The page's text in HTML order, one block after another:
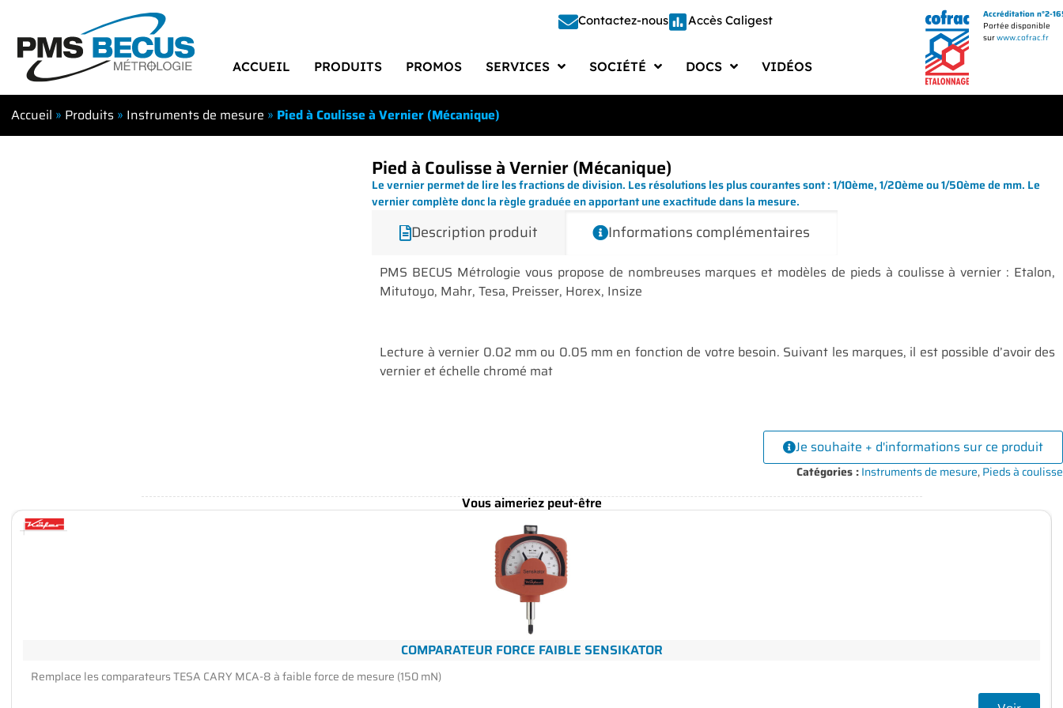
Contactez-nous Accès Caligest
ACCUEIL PRODUITS PROMOS SERVICES
Étalonnage
Étude – Conception
Fabrication
Réparation
Automatisation
Gestion des Moyens de Mesure
SOCIÉTÉ
Société
Actualités
Presse
Vie d’entreprise
FAQ
DOCS
Documents PMS BECUS
Documents Techniques
Logiciels et Drivers
VIDÉOS
Accréditation n°2-
Portée disponible
surwww.cofrac.fr
Accueil » Produits » Instruments de mesure » Pied à Coulisse à Vernier (Mécanique)
Pied à Coulisse à Vernier (Mécanique)
Le vernier permet de lire les fractions de division. Les résolutions les plus courantes sont : 1/10ème, 1/20ème ou 1/50ème de mm. Le
vernier complète donc la règle graduée en apportant une exactitude dans la mesure.
Description produit Informations complémentaires
PMS BECUS Métrologie vous propose de nombreuses marques et modèles de pieds à coulisse à vernier : Etalon,
Mitutoyo, Mahr, Tesa, Preisser, Horex, Insize
Lecture à vernier 0.02 mm ou 0.05 mm en fonction de votre besoin. Suivant les marques, il est possible d’avoir des
vernier et échelle chromé mat
Je souhaite + d'informations sur ce produit
Catégories :Instruments de mesure,Pieds à coulisse
Vous aimeriez peut-être
COMPARATEUR FORCE FAIBLE SENSIKATOR
Remplace les comparateurs TESA CARY MCA-8 à faible force de mesure (150 mN)